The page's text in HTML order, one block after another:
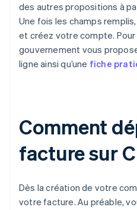
des autres propositions à
Une fois les champs
et créez votre compte.
gouvernement vous
ligne ainsi qu’une fiche
Comment
facture sur
Dès la création de votre
votre facture. Au préable,